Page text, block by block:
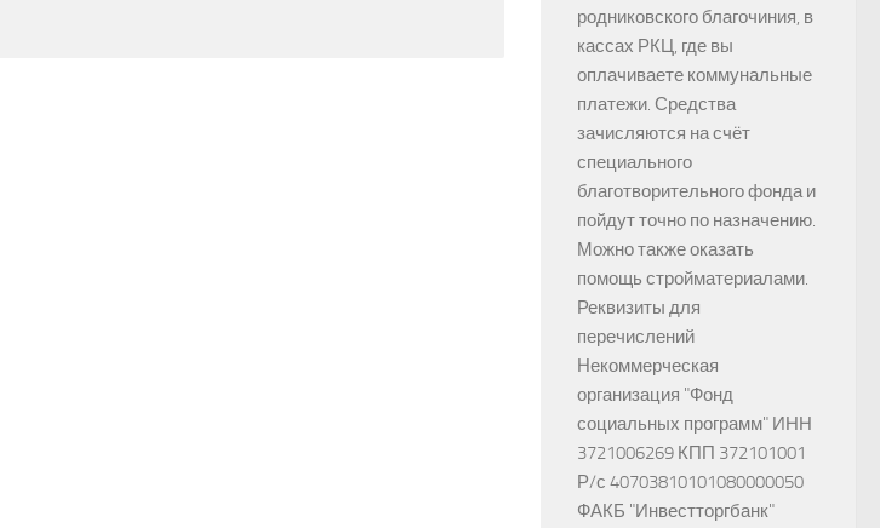
родниковского благочиния, в
кассах РКЦ, где вы
оплачиваете коммунальные
платежи. Средства
зачисляются на счёт
специального
благотворительного фонда и
пойдут точно по назначению.
Можно также оказать
помощь стройматериалами.
Реквизиты для
перечислений
Некоммерческая
организация "Фонд
социальных программ" ИНН
3721006269 КПП 372101001
Р/с 40703810101080000050
ФАКБ "Инвестторгбанк"